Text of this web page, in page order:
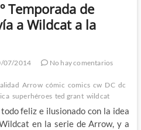
Temporada de
a Wildcat a la
07/2014 No hay comentarios
Arrow cómic comics cw DC dc
superhéroes ted grant wildcat
feliz e ilusionado con la idea
en la serie de Arrow, y a